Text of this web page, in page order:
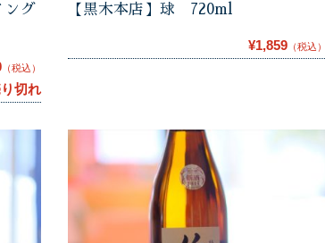
ング
（税込）
切れ
【黒木本店】球 720ml
¥1,859 （税込）